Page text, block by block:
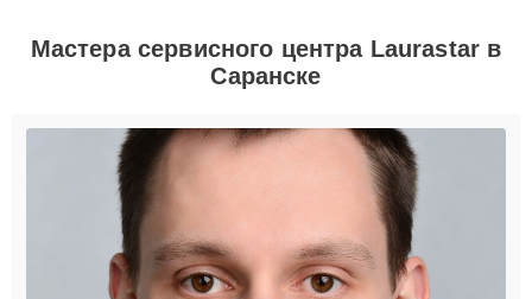
Мастера сервисного центра Laurastar в
Саранске